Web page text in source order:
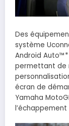
Des
système
Android
permettant de
écran de
Yamaha